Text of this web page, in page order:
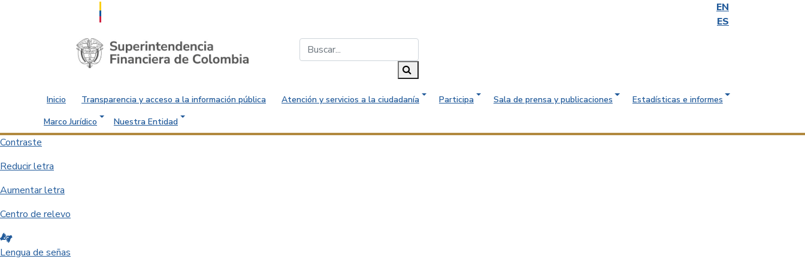
EN
ES
Saltar al contenido principal
Inicio Transparencia y acceso a la información pública Atención y servicios a la ciudadanía Participa Sala de prensa y publicaciones
Estadísticas e informes
Marco Jurídico
Nuestra Entidad
Contraste
Reducir letra
Aumentar letra
Centro de relevo
Lengua de señas